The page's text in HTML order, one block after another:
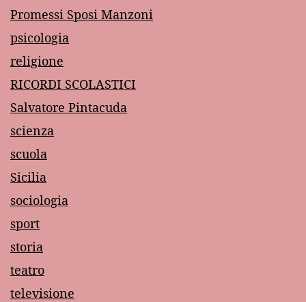
Promessi Sposi Manzoni
psicologia
religione
RICORDI SCOLASTICI
Salvatore Pintacuda
scienza
scuola
Sicilia
sociologia
sport
storia
teatro
televisione